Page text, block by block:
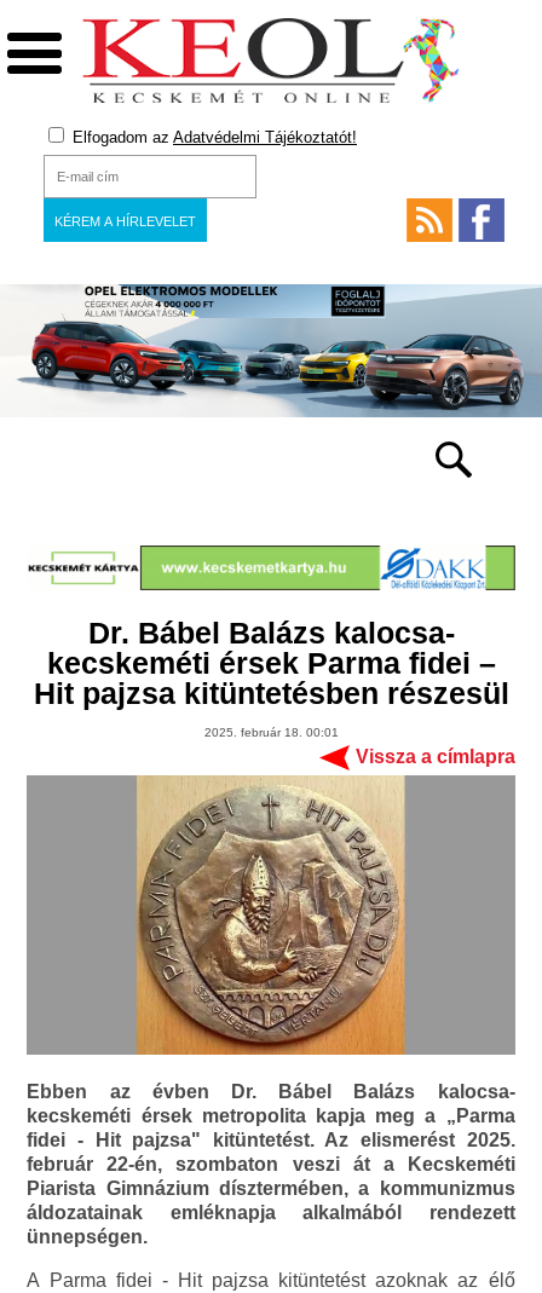
Elfogadom az Adatvédelmi Tájékoztatót!
Dr. Bábel Balázs kalocsa-
kecskeméti érsek Parma fidei –
Hit pajzsa kitüntetésben részesül
2025. február 18. 00:01
Vissza a címlapra
Ebben az évben Dr. Bábel Balázs kalocsa-
kecskeméti érsek metropolita kapja meg a „Parma
fidei - Hit pajzsa" kitüntetést. Az elismerést 2025.
február 22-én, szombaton veszi át a Kecskeméti
Piarista Gimnázium dísztermében, a kommunizmus
áldozatainak emléknapja alkalmából rendezett
ünnepségen.
A Parma fidei - Hit pajzsa kitüntetést azoknak az élő